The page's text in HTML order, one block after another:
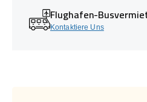
Flughafen-
Kontaktiere Uns